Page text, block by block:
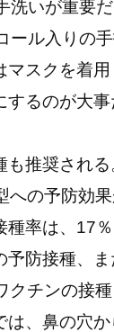
洗いが重要
ール入りの
マスクを着
るのが大事
も推奨され
への予防効
種率は、17
予防接種、
クチンの接
は、鼻の穴